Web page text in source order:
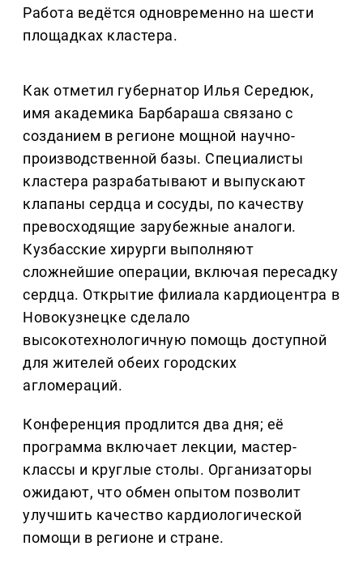
Работа ведётся одновременно на шести
площадках кластера.
Как отметил губернатор Илья Середюк,
имя академика Барбараша связано с
созданием в регионе мощной научно-
производственной базы. Специалисты
кластера разрабатывают и выпускают
клапаны сердца и сосуды, по качеству
превосходящие зарубежные аналоги.
Кузбасские хирурги выполняют
сложнейшие операции, включая пересадку
сердца. Открытие филиала кардиоцентра в
Новокузнецке сделало
высокотехнологичную помощь доступной
для жителей обеих городских
агломераций.
Конференция продлится два дня; её
программа включает лекции, мастер-
классы и круглые столы. Организаторы
ожидают, что обмен опытом позволит
улучшить качество кардиологической
помощи в регионе и стране.